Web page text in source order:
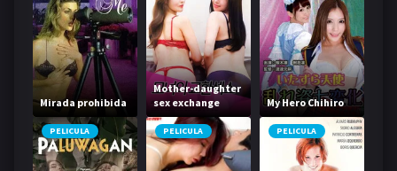
Mirada prohibida
Mother-daughter
sex exchange
My Hero Chihiro
PELICULA PELICULA PELICULA